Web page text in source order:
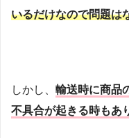
いるだけなので問題は
しかし、 輸送時に商品
不具合が起きる時もあ